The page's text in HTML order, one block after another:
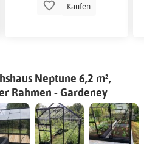
Kaufen
Neptune 6,2 m²,
Rahmen - Gardeney